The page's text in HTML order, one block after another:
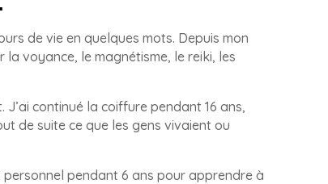
de vie en quelques mots. Depuis mon
voyance, le magnétisme, le reiki, les
J’ai continué la coiffure pendant 16 ans,
de suite ce que les gens vivaient ou
pendant 6 ans pour apprendre à